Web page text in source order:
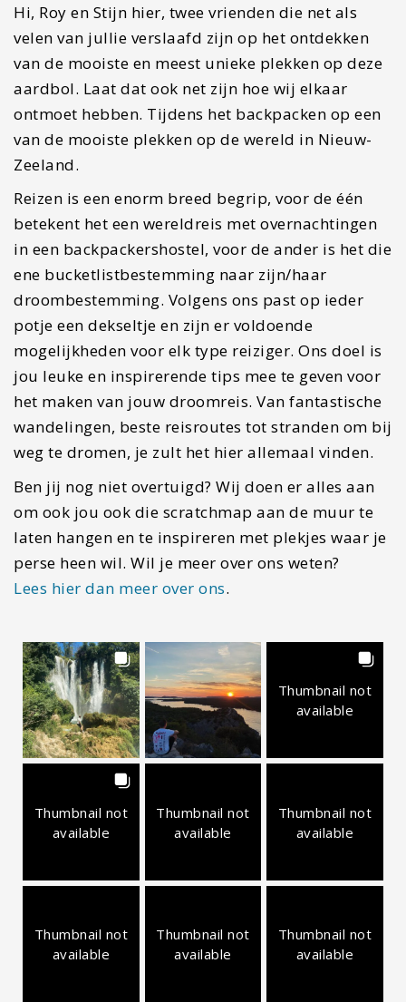
Hi, Roy en Stijn hier, twee vrienden die net als
velen van jullie verslaafd zijn op het ontdekken
van de mooiste en meest unieke plekken op deze
aardbol. Laat dat ook net zijn hoe wij elkaar
ontmoet hebben. Tijdens het backpacken op een
van de mooiste plekken op de wereld in Nieuw-
Zeeland.
Reizen is een enorm breed begrip, voor de één
betekent het een wereldreis met overnachtingen
in een backpackershostel, voor de ander is het die
ene bucketlistbestemming naar zijn/haar
droombestemming. Volgens ons past op ieder
potje een dekseltje en zijn er voldoende
mogelijkheden voor elk type reiziger. Ons doel is
jou leuke en inspirerende tips mee te geven voor
het maken van jouw droomreis. Van fantastische
wandelingen, beste reisroutes tot stranden om bij
weg te dromen, je zult het hier allemaal vinden.
Ben jij nog niet overtuigd? Wij doen er alles aan
om ook jou ook die scratchmap aan de muur te
laten hangen en te inspireren met plekjes waar je
perse heen wil. Wil je meer over ons weten?
Lees hier dan meer over ons.
Thumbnail not
available
Thumbnail not
available
Thumbnail not
available
Thumbnail not
available
Thumbnail not
available
Thumbnail not
available
Thumbnail not
available